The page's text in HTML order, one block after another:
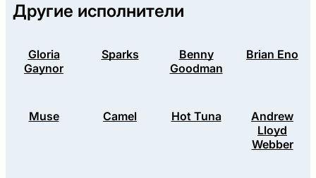
Другие исполнители
Gloria
Gaynor
Sparks
Benny
Goodman
Brian Eno
Muse Camel Hot Tuna
Andrew
Lloyd
Webber